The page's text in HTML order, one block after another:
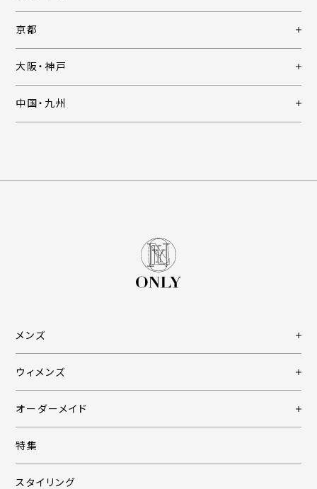
京都
大阪・神戸
中国・九州
メンズ
ウィメンズ
オーダーメイド
特集
スタイリング